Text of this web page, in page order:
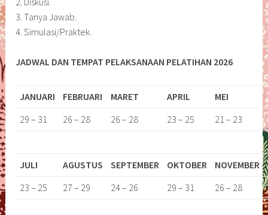
3. Tanya Jawab.
4. Simulasi/Praktek.
JADWAL DAN TEMPAT PELAKSANAAN PELATIHAN 2026
JANUARI FEBRUARI MARET APRIL MEI
29 – 31
26 – 28 26 – 28 23 – 25 21 – 23
JULI AGUSTUS SEPTEMBER OKTOBER NOVEMBER
23 – 25
27 – 29 24 – 26 29 – 31 26 – 28